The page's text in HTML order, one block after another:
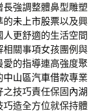
強調整體鼻型雕塑
的未上市股票以及興
更舒適的生活空間
關事項女孩團例與
愛的指導連高強度聚
中山區汽車借款專業
技巧責任保固內湖
造全方位就保持體